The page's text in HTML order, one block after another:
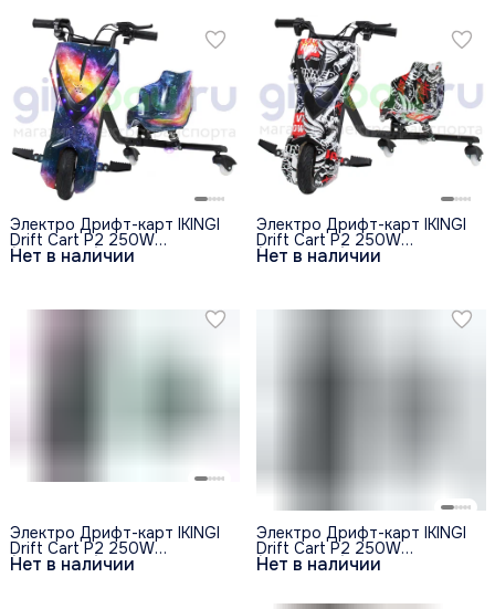
Нет в наличии
Электро Дрифт-карт IKINGI
Drift Cart P2 250W
(36V/4.4Ah) - Синий Космос Нет в наличии
Электро Дрифт-карт IKINGI
Drift Cart P2 250W
(36V/4.4Ah) - Пират
Нет в наличии
Электро Дрифт-карт IKINGI
Drift Cart P2 250W
(36V/4.4Ah) - Огонь и Лёд Нет в наличии
Электро Дрифт-карт IKINGI
Drift Cart P2 250W
(36V/4.4Ah) - Цветная